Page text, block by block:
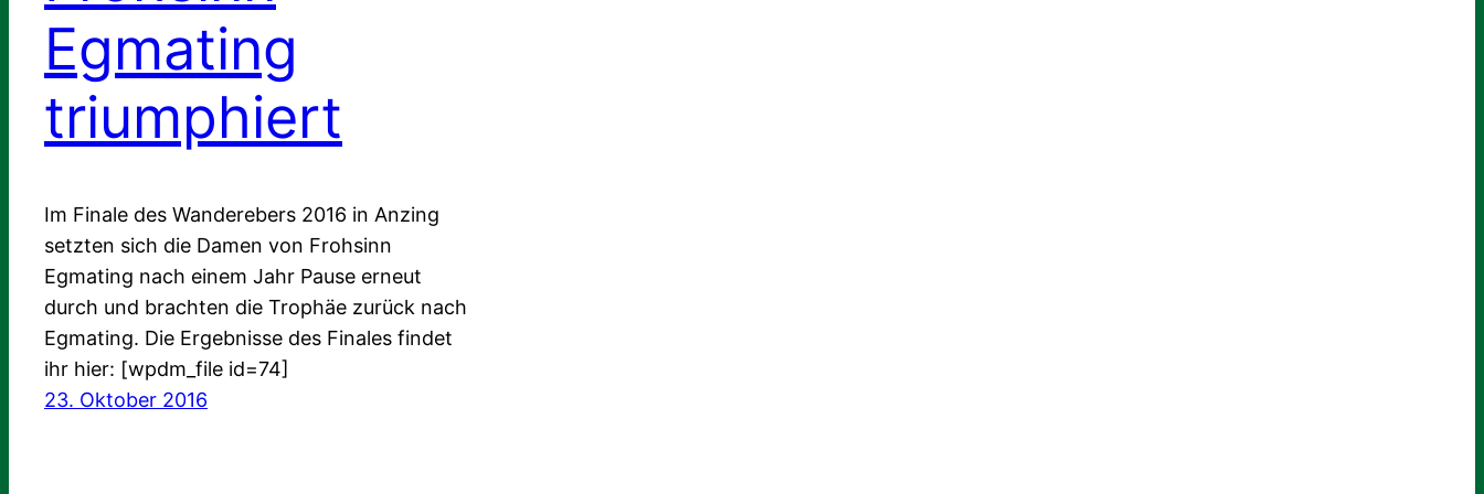
Egmating
triumphiert
Im Finale des Wanderebers 2016 in Anzing
setzten sich die Damen von Frohsinn
Egmating nach einem Jahr Pause erneut
durch und brachten die Trophäe zurück nach
Egmating. Die Ergebnisse des Finales findet
ihr hier: [wpdm_file id=74]
23. Oktober 2016